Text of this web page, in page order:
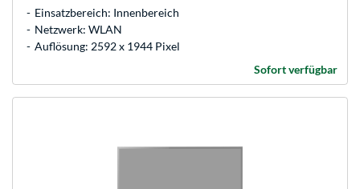
Einsatzbereich: Innenbereich
Netzwerk: WLAN
Auflösung: 2592 x 1944 Pixel
Sofort verfügbar